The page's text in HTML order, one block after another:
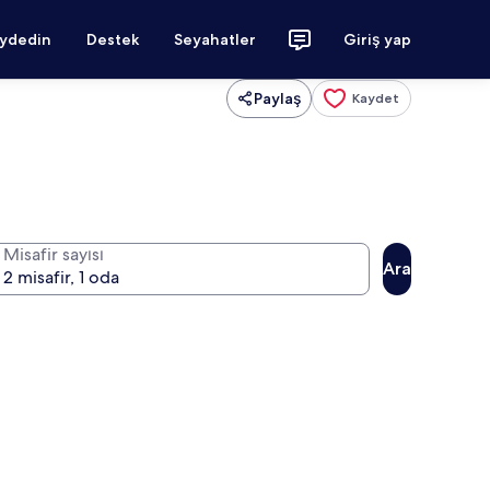
Destek Seyahatler Giriş yap
Paylaş Kaydet
Misafir sayısı
Ara